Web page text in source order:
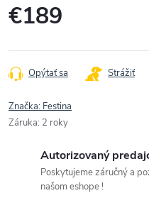
€189
cena:
Opýtať sa Strážiť
Značka: Festina
Záruka: 2 roky
Autorizovaný
Poskytujeme záručný a
našom eshope !